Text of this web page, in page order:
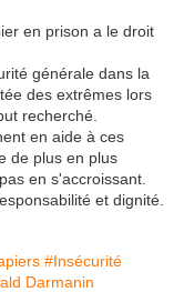
en prison a le droit
générale dans la
des extrêmes lors
recherché.
en aide à ces
de plus en plus
en s'accroissant.
et dignité.
#Insécurité
Darmanin